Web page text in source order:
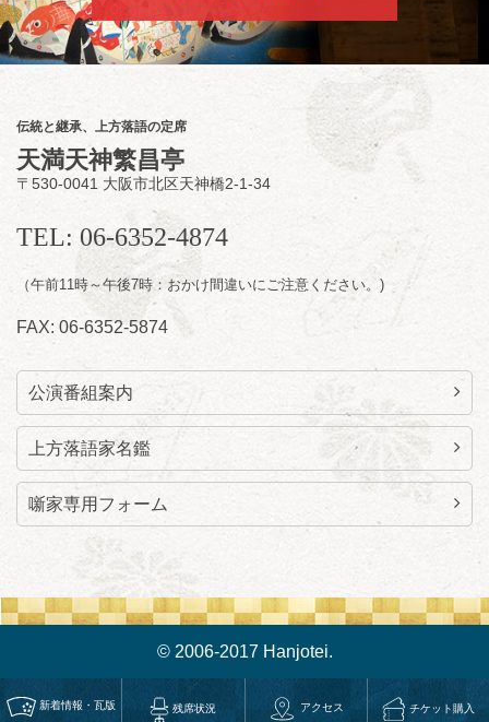
新着情報・瓦版 残席状況 アクセス チケット購入
らららのらくご会④
桂雀太「まんじゅうこわい」／桂三度「青
菜」／桂三実「ミュージック野菜ステーショ
ン」／桂九ノ一「胴乱の幸助」／代走みつく
に「なんのこっちゃねんあれこれ」
開演：午後6時（5時30分開場）全席指定
前売3,000円 当日3,500円
お問合せ：らららのらくご会予約事務局
090-6976-1777 email：
lalalanorakugo@gmail.com
伝統と継承、上方落語の定席
天満天神繁昌亭
〒530-0041 大阪市北区天神橋2-1-34
TEL: 06-6352-4874
（午前11時～午後7時：おかけ間違いにご注意ください。)
FAX: 06-6352-5874
公演番組案内
上方落語家名鑑
噺家専用フォーム
© 2006-2017 Hanjotei.